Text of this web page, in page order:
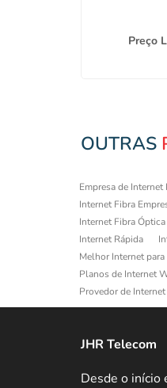
Preço
OUTRAS
Empresa de
Internet Fibra
Internet Fibra
Internet Rápida
Melhor Internet para
Planos de Internet
Provedor de
JHR Telecom
Desde o início